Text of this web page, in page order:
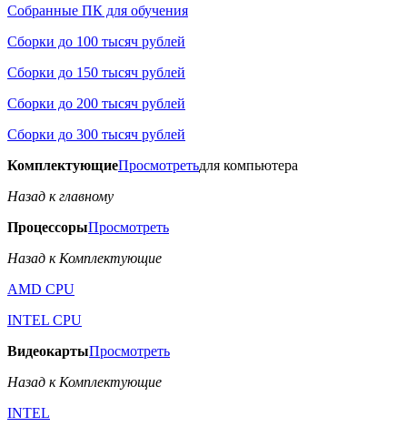
Собранные ПК для обучения
Сборки до 100 тысяч рублей
Сборки до 150 тысяч рублей
Сборки до 200 тысяч рублей
Сборки до 300 тысяч рублей
КомплектующиеПросмотретьдля компьютера
Назад к главному
ПроцессорыПросмотреть
Назад к Комплектующие
AMD CPU
INTEL CPU
ВидеокартыПросмотреть
Назад к Комплектующие
INTEL